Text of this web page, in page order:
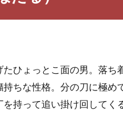
ひょっとこ面の男。落ち
ちな性格。分の刀に極め
持って追い掛け回してく